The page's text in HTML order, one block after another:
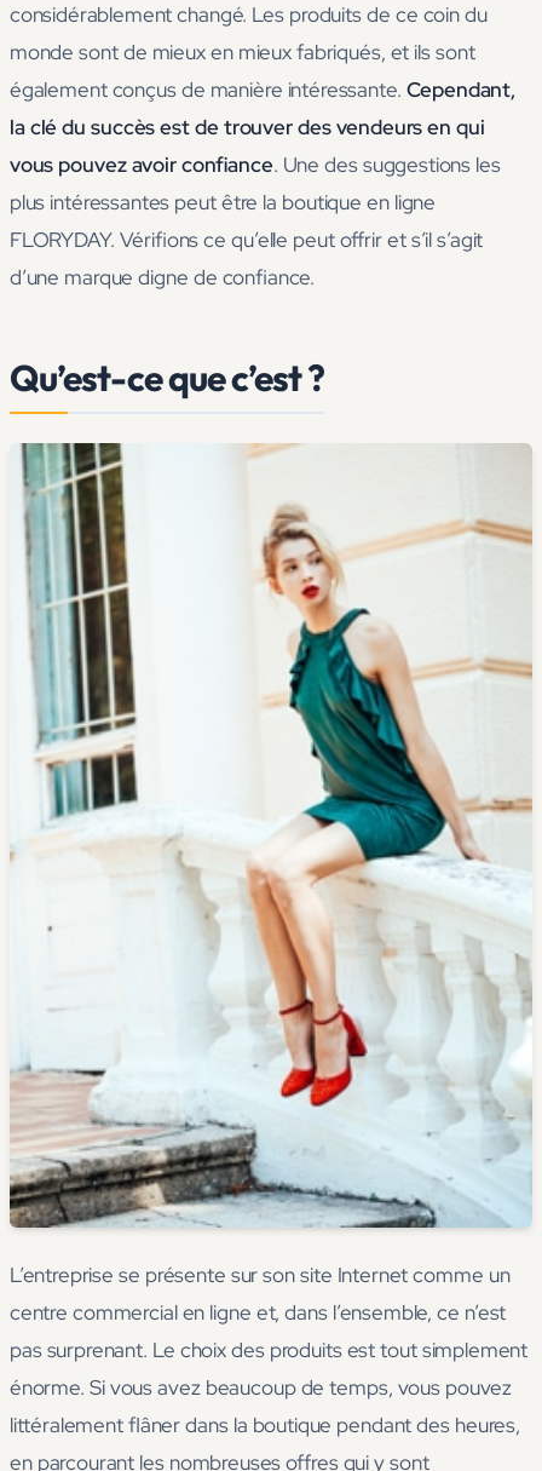
considérablement changé. Les produits de ce coin du
monde sont de mieux en mieux fabriqués, et ils sont
également conçus de manière intéressante. Cependant,
la clé du succès est de trouver des vendeurs en qui
vous pouvez avoir confiance. Une des suggestions les
plus intéressantes peut être la boutique en ligne
FLORYDAY. Vérifions ce qu’elle peut offrir et s’il s’agit
d’une marque digne de confiance.
Qu’est-ce que c’est ?
L’entreprise se présente sur son site Internet comme un
centre commercial en ligne et, dans l’ensemble, ce n’est
pas surprenant. Le choix des produits est tout simplement
énorme. Si vous avez beaucoup de temps, vous pouvez
littéralement flâner dans la boutique pendant des heures,
en parcourant les nombreuses offres qui y sont